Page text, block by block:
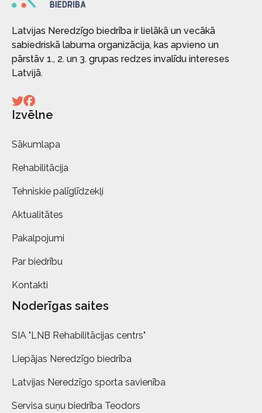
Latvijas Neredzīgo biedrība ir lielākā un vecākā
sabiedriskā labuma organizācija, kas apvieno un
pārstāv 1., 2. un 3. grupas redzes invalīdu intereses
Latvijā.
Izvēlne
Sākumlapa
Rehabilitācija
Tehniskie palīglīdzekļi
Aktualitātes
Pakalpojumi
Par biedrību
Kontakti
Noderīgas saites
SIA "LNB Rehabilitācijas centrs"
Liepājas Neredzīgo biedrība
Latvijas Neredzīgo sporta savienība
Servisa suņu biedrība Teodors